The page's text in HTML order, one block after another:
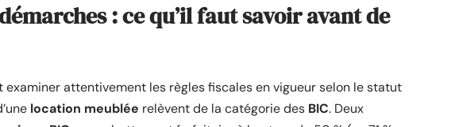
: ce qu’il faut savoir avant de
examiner attentivement les règles fiscales en vigueur selon le statut
location meublée relèvent de la catégorie des BIC. Deux